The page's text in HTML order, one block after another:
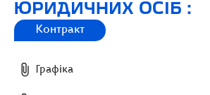
ЮРИДИЧНИХ ОСІБ :
Контракт
Графіка